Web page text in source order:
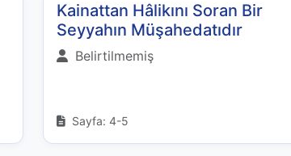
Kainattan Hâlikını Soran Bir
Seyyahın Müşahedatıdır
Belirtilmemiş
Sayfa: 4-5